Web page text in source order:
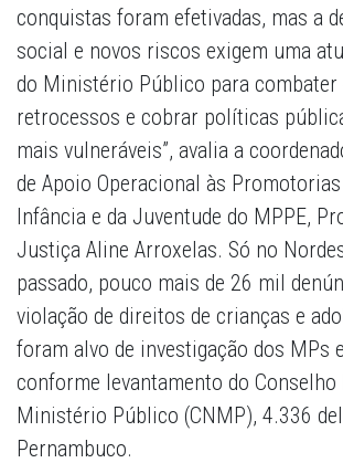
conquistas foram efetivadas, mas a
social e novos riscos exigem uma
do Ministério Público para combater
retrocessos e cobrar políticas
mais vulneráveis”, avalia a
de Apoio Operacional às
Infância e da Juventude do MPPE,
Justiça Aline Arroxelas. Só no
passado, pouco mais de 26 mil
violação de direitos de crianças e
foram alvo de investigação dos MPs
conforme levantamento do Conselho
Ministério Público (CNMP), 4.336
Pernambuco.